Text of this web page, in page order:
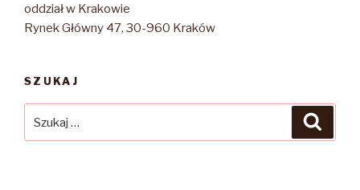
oddział w Krakowie
Rynek Główny 47, 30-960 Kraków
SZUKAJ